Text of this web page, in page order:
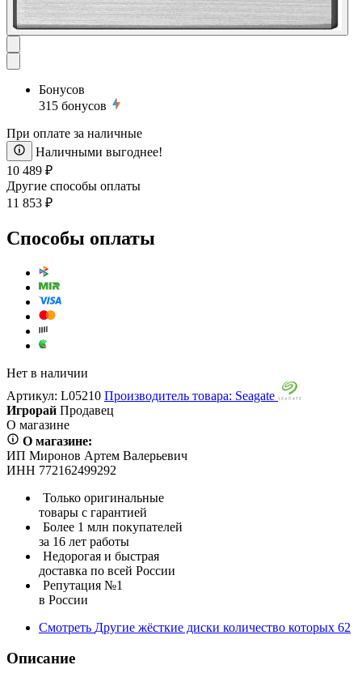
Бонусов
315 бонусов
При оплате за наличные
Наличными выгоднее!
10 489 ₽
Другие способы оплаты
11 853 ₽
Способы оплаты
Нет в наличии
Артикул: L05210 Производитель товара: Seagate
Игрорай Продавец
О магазине
О магазине:
ИП Миронов Артем Валерьевич
ИНН 772162499292
Только оригинальные
товары с гарантией
Более 1 млн покупателей
за 16 лет работы
Недорогая и быстрая
доставка по всей России
Репутация №1
в России
Смотреть Другие жёсткие диски количество которых 62
Описание